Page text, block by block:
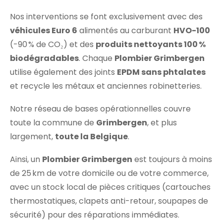
Nos interventions se font exclusivement avec des
véhicules Euro 6 alimentés au carburant HVO-100
(-90 % de CO₂) et des produits nettoyants 100 %
biodégradables. Chaque Plombier Grimbergen
utilise également des joints EPDM sans phtalates
et recycle les métaux et anciennes robinetteries.
Notre réseau de bases opérationnelles couvre
toute la commune de Grimbergen, et plus
largement, toute la Belgique.
Ainsi, un Plombier Grimbergen est toujours à moins
de 25 km de votre domicile ou de votre commerce,
avec un stock local de pièces critiques (cartouches
thermostatiques, clapets anti-retour, soupapes de
sécurité) pour des réparations immédiates.